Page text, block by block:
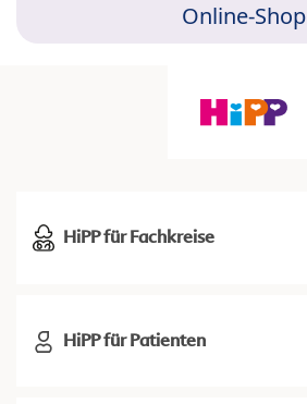
Online-Shop
HiPP für Fachkreise
HiPP für Patienten